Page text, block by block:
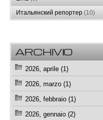
Итальянский репортер (10)
ARCHIVIO
2026, aprile (1)
2026, marzo (1)
2026, febbraio (1)
2026, gennaio (2)